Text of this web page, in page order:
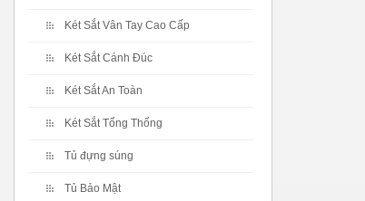
Két Sắt Vân Tay Cao Cấp
Két Sắt Cánh Đúc
Két Sắt An Toàn
Két Sắt Tổng Thống
Tủ đựng súng
Tủ Bảo Mật